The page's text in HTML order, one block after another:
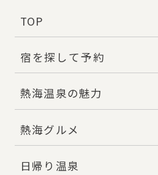
TOP
宿を探して予約
熱海温泉の魅力
熱海グルメ
日帰り温泉